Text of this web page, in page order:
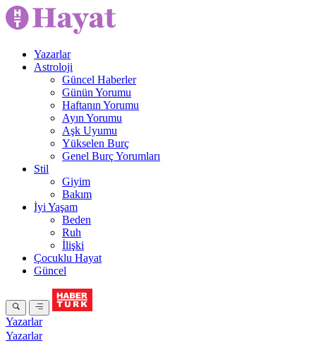
Yazarlar
Astroloji
Güncel Haberler
Günün Yorumu
Haftanın Yorumu
Ayın Yorumu
Aşk Uyumu
Yükselen Burç
Genel Burç Yorumları
Stil
Giyim
Bakım
İyi Yaşam
Beden
Ruh
İlişki
Çocuklu Hayat
Güncel
Yazarlar
Yazarlar